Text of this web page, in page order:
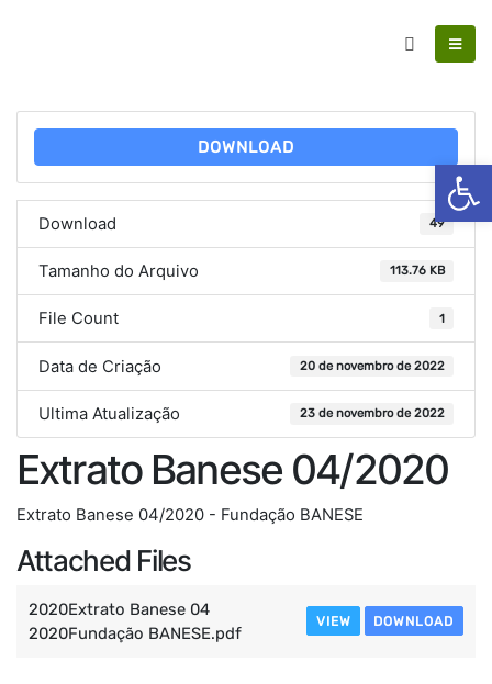
DOWNLOAD
Download 49
Tamanho do Arquivo 113.76 KB
File Count 1
Data de Criação 20 de novembro de 2022
Ultima Atualização 23 de novembro de 2022
Extrato Banese 04/2020
Extrato Banese 04/2020 - Fundação BANESE
Attached Files
2020Extrato Banese 04
2020Fundação BANESE.pdf
VIEW DOWNLOAD